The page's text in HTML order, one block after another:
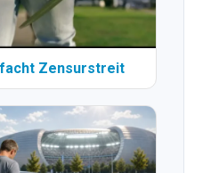
Zensurstreit